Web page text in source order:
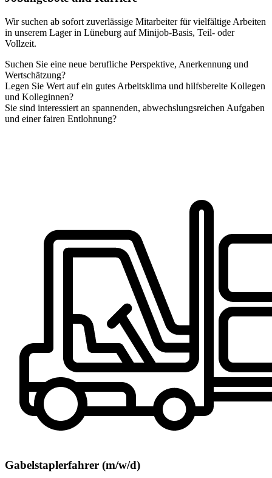
Wir suchen ab sofort zuverlässige Mitarbeiter für vielfältige Arbeiten
in unserem Lager in Lüneburg auf Minijob-Basis, Teil- oder
Vollzeit.
Suchen Sie eine neue berufliche Perspektive, Anerkennung und
Wertschätzung?
Legen Sie Wert auf ein gutes Arbeitsklima und hilfsbereite Kollegen
und Kolleginnen?
Sie sind interessiert an spannenden, abwechslungsreichen Aufgaben
und einer fairen Entlohnung?
Gabelstaplerfahrer (m/w/d)